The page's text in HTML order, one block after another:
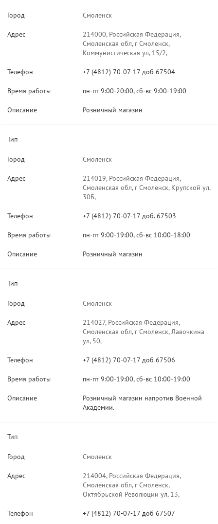
Город Смоленск
Адрес
214000, Российская Федерация,
Смоленская обл, г Смоленск,
Коммунистическая ул, 15/2,
Телефон +7 (4812) 70-07-17 доб 67504
Время работы пн-пт 9:00-20:00, сб-вс 9:00-19:00
Описание Розничный магазин
Тип
Город Смоленск
Адрес
214019, Российская Федерация,
Смоленская обл, г Смоленск, Крупской ул,
30Б,
Телефон +7 (4812) 70-07-17 доб. 67503
Время работы пн-пт 9:00-19:00, сб-вс 10:00-18:00
Описание Розничный магазин
Тип
Город Смоленск
Адрес
214027, Российская Федерация,
Смоленская обл, г Смоленск, Лавочкина
ул, 50,
Телефон +7 (4812) 70-07-17 доб 67506
Время работы пн-пт 9:00-19:00, сб-вс 10:00-19:00
Описание
Розничный магазин напротив Военной
Академии.
Тип
Город Смоленск
Адрес
214004, Российская Федерация,
Смоленская обл, г Смоленск,
Октябрьской Революции ул, 13,
Телефон +7 (4812) 70-07-17 доб 67507